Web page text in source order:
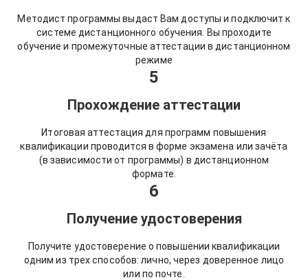
Методист программы выдаст Вам доступы и подключит к
системе дистанционного обучения. Вы проходите
обучение и промежуточные аттестации в дистанционном
режиме
5
Прохождение аттестации
Итоговая аттестация для программ повышения
квалификации проводится в форме экзамена или зачёта
(в зависимости от программы) в дистанционном
формате.
6
Получение удостоверения
Получите удостоверение о повышении квалификации
одним из трех способов: лично, через доверенное лицо
или по почте.